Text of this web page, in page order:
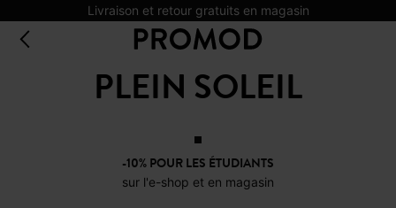
Livraison et retour gratuits en magasin
PLEIN SOLEIL
-10% POUR LES ÉTUDIANTS
sur l'e-shop et en magasin